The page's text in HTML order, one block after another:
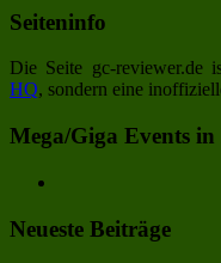
Seiteninfo
Die Seite gc-reviewer.de
HQ, sondern eine
Mega/Giga Events in
Neueste Beiträge